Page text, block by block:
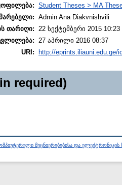
Student Theses > MA
Admin Ana Diakvnishvili
თარიღი:
22 სექტემბერი 2015 10:23
27 აპრილი 2016 08:37
URI:
http://eprints.iliauni.edu.ge/
required)
მეცნიერებებისა და ელექტრონიკის